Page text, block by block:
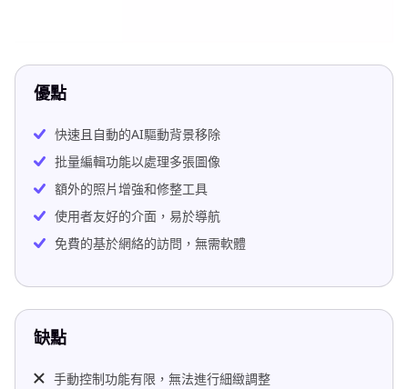
優點
快速且自動的AI驅動背景移除
批量編輯功能以處理多張圖像
額外的照片增強和修整工具
使用者友好的介面，易於導航
免費的基於網絡的訪問，無需軟體
缺點
手動控制功能有限，無法進行細緻調整